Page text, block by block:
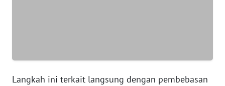
Langkah ini terkait langsung dengan pembebasan
SERAMBI